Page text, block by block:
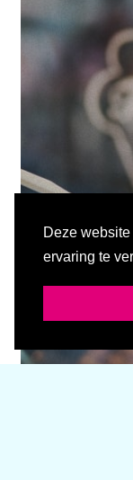
Deze
ervaring te